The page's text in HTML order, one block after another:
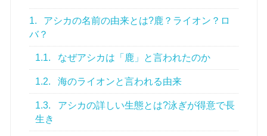
1.
アシカの名前の由来とは?鹿？ライオン？ロ
バ？
1.1. なぜアシカは「鹿」と言われたのか
1.2. 海のライオンと言われる由来
1.3.
アシカの詳しい生態とは?泳ぎが得意で長
生き